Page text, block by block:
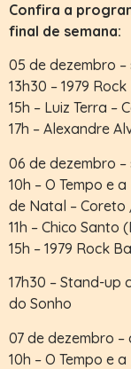
Confira a
final de semana:
05 de dezembro
13h30 – 1979
15h – Luiz Terra –
17h – Alexandre
06 de dezembro
10h – O Tempo e
de Natal – Coreto
11h – Chico
15h – 1979 Rock
17h30 – Stand-up
do Sonho
07 de dezembro –
10h – O Tempo e